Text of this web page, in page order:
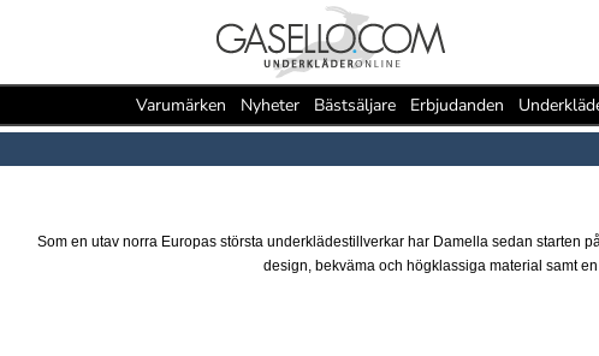
Varumärken Nyheter Bästsäljare Erbjudanden
Som en utav norra Europas största underklädestillverkar har Damella sedan starten
design, bekväma och högklassiga material samt